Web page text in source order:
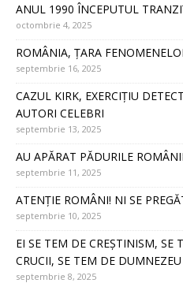
ANUL 1990 ÎNCEPUTUL
octombrie 4, 2025
ROMÂNIA, ȚARA
septembrie 16, 2025
CAZUL KIRK, EXERCIȚIU
AUTORI CELEBRI
septembrie 13, 2025
AU APĂRAT PĂDURILE
septembrie 11, 2025
ATENȚIE ROMÂNI! NI SE
septembrie 10, 2025
EI SE TEM DE CREȘTINISM, SE
CRUCII, SE TEM DE DUMNEZEU
septembrie 8, 2025